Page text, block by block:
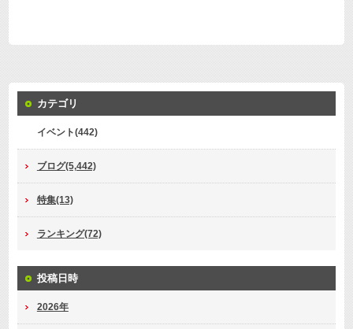
カテゴリ
イベント(442)
ブログ(5,442)
特集(13)
ランキング(72)
投稿日時
2026年